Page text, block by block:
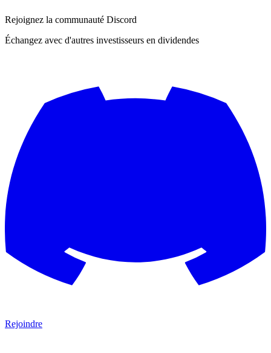
Rejoignez la communauté Discord
Échangez avec d'autres investisseurs en dividendes
Rejoindre